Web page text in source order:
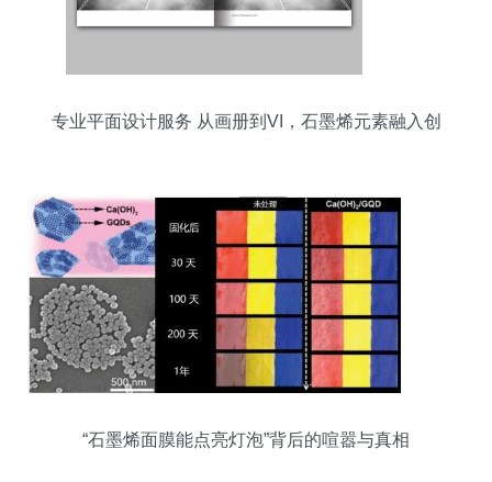
专业平面设计服务 从画册到VI，石墨烯元素融入创
“石墨烯面膜能点亮灯泡”背后的喧嚣与真相